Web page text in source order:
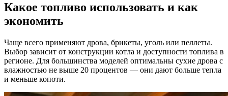
Какое топливо использовать и как
экономить
Чаще всего применяют дрова, брикеты, уголь или пеллеты.
Выбор зависит от конструкции котла и доступности топлива в
регионе. Для большинства моделей оптимальны сухие дрова с
влажностью не выше 20 процентов — они дают больше тепла
и меньше копоти.